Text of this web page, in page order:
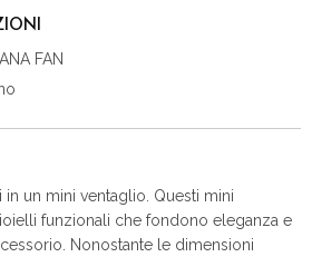
FAN
in un mini ventaglio. Questi mini
funzionali che fondono eleganza e
Nonostante le dimensioni